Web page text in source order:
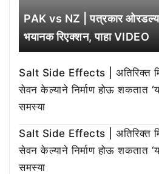
PAK vs NZ | पत्रकार
भयानक रिएक्शन, पाहा VIDEO
Salt Side Effects | अतिरिक्त
सेवन केल्याने निर्माण होऊ शकतात
समस्या
Salt Side Effects | अतिरिक्त
सेवन केल्याने निर्माण होऊ शकतात
समस्या